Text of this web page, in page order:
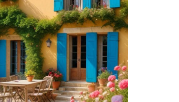
La sincronización
causar retrasos o
Esto no solo afecta el
esperar.